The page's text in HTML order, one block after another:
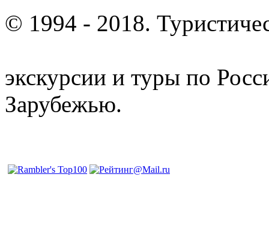
© 1994 - 2018.
экскурсии и туры по
Зарубежью.